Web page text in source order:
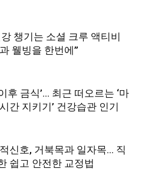
챙기는 소셜 크루 액티비
웰빙을 한번에”
후 금식’… 최근 떠오르는 ‘마
간 지키기’ 건강습관 인기
신호, 거북목과 일자목… 직
쉽고 안전한 교정법